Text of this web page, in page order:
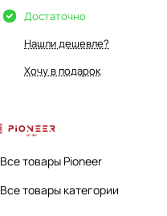
Достаточно
Нашли дешевле?
Хочу в подарок
Все товары Pioneer
Все товары категории